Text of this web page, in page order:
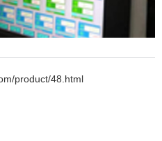
product/48.html